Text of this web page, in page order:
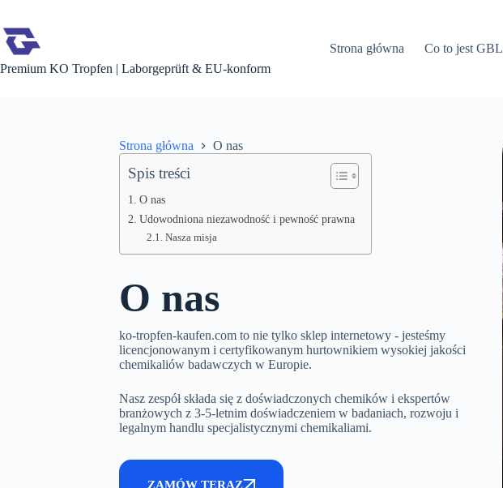
Premium KO Tropfen | Laborgeprüft & EU-konform
Strona główna Co to jest GBL
Strona główna O nas
Spis treści
O nas
Udowodniona niezawodność i pewność prawna
Nasza misja
O nas
ko-tropfen-kaufen.com to nie tylko sklep internetowy - jesteśmy
licencjonowanym i certyfikowanym hurtownikiem wysokiej jakości
chemikaliów badawczych w Europie.
Nasz zespół składa się z doświadczonych chemików i ekspertów
branżowych z 3-5-letnim doświadczeniem w badaniach, rozwoju i
legalnym handlu specjalistycznymi chemikaliami.
ZAMÓW TERAZ